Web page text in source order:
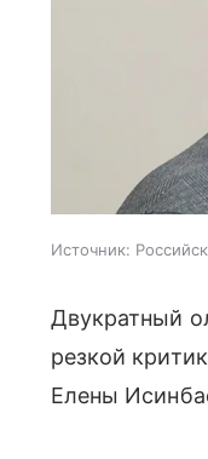
Источник:
Двукратный
резкой
Елены